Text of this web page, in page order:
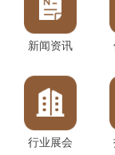
新闻资讯
行业展会